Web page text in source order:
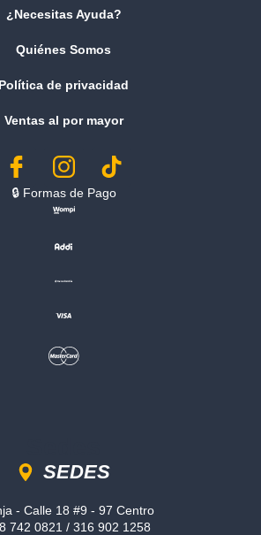
¿Necesitas Ayuda?
Quiénes Somos
Política de privacidad
Ventas al por mayor
🔒︎ Formas de Pago
SEDES
- Calle 18 #9 - 97 Centro
742 0821 / 316 902 1258